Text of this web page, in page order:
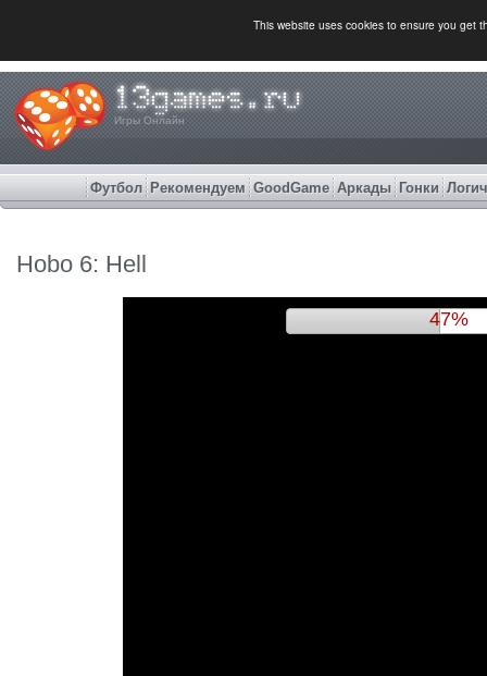
This website uses cookies to ensure you get
Игры Онлайн
Футбол Рекомендуем GoodGame Аркады Гонки
Hobo 6: Hell
50%